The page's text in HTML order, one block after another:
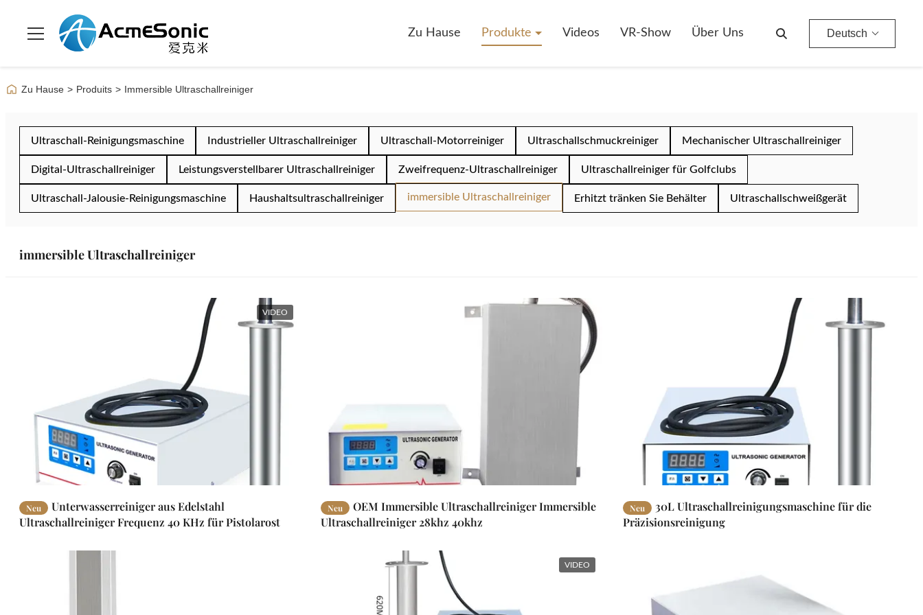
Zu Hause Produkte Videos VR-Show Über Uns Deutsch
Zu Hause > Produits > Immersible Ultraschallreiniger
Ultraschall-Reinigungsmaschine Industrieller Ultraschallreiniger Ultraschall-Motorreiniger Ultraschallschmuckreiniger Mechanischer Ultraschallreiniger
Digital-Ultraschallreiniger Leistungsverstellbarer Ultraschallreiniger Zweifrequenz-Ultraschallreiniger Ultraschallreiniger für Golfclubs
Ultraschall-Jalousie-Reinigungsmaschine Haushaltsultraschallreiniger immersible Ultraschallreiniger Erhitzt tränken Sie Behälter Ultraschallschweißgerät
immersible Ultraschallreiniger
VIDEO
Neu
Unterwasserreiniger aus Edelstahl
Ultraschallreiniger Frequenz 40 KHz für Pistolarost
Neu
OEM Immersible Ultraschallreiniger Immersible
Ultraschallreiniger 28khz 40khz
Neu
30L Ultraschallreinigungsmaschine für die
Präzisionsreinigung
VIDEO